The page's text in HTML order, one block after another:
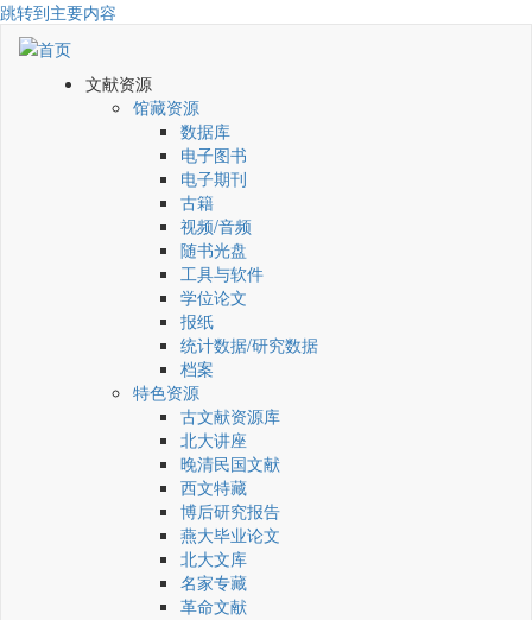
跳转到主要内容
文献资源
馆藏资源
数据库
电子图书
电子期刊
古籍
视频/音频
随书光盘
工具与软件
学位论文
报纸
统计数据/研究数据
档案
特色资源
古文献资源库
北大讲座
晚清民国文献
西文特藏
博后研究报告
燕大毕业论文
北大文库
名家专藏
革命文献